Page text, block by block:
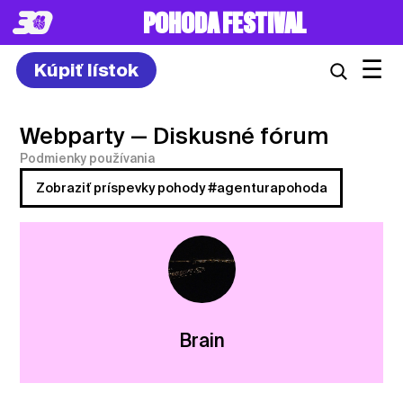
POHODA FESTIVAL
Kúpiť lístok ☰
Webparty — Diskusné fórum
Podmienky používania
Zobraziť príspevky pohody #agenturapohoda
Brain